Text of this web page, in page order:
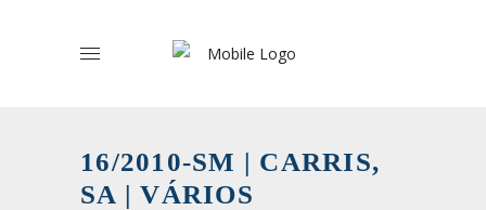
16/2010-SM | CARRIS,
SA | VÁRIOS